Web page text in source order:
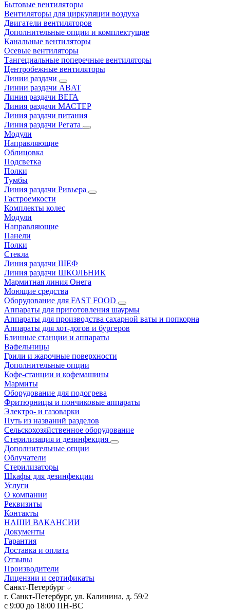
Бытовые вентиляторы
Вентиляторы для циркуляции воздуха
Двигатели вентиляторов
Дополнительные опции и комплектущие
Канальные вентиляторы
Осевые вентиляторы
Тангециальные поперечные вентиляторы
Центробежные вентиляторы
Линии раздачи
Линии раздачи ABAT
Линия раздачи ВЕГА
Линия раздачи МАСТЕР
Линия раздачи питания
Линия раздачи Регата
Модули
Направляющие
Облицовка
Подсветка
Полки
Тумбы
Линия раздачи Ривьера
Гастроемкости
Комплекты колес
Модули
Направляющие
Панели
Полки
Стекла
Линия раздачи ШЕФ
Линия раздачи ШКОЛЬНИК
Мармитная линия Онега
Моющие средства
Оборудование для FAST FOOD
Аппараты для приготовления шаурмы
Аппараты для производства сахарной ваты и попкорна
Аппараты для хот-догов и бургеров
Блинные станции и аппараты
Вафельницы
Грили и жарочные поверхности
Дополнительные опции
Кофе-станции и кофемашины
Мармиты
Оборудование для подогрева
Фритюрницы и пончиковые аппараты
Электро- и газоварки
Путь из названий разделов
Сельскохозяйственное оборудование
Стерилизация и дезинфекция
Дополнительные опции
Облучатели
Стерилизаторы
Шкафы для дезинфекции
Услуги
О компании
Реквизиты
Контакты
НАШИ ВАКАНСИИ
Документы
Гарантия
Доставка и оплата
Отзывы
Производители
Лицензии и сертификаты
Санкт-Петербург
г. Санкт-Петербург, ул. Калинина, д. 59/2
с 9:00 до 18:00 ПН-ВС